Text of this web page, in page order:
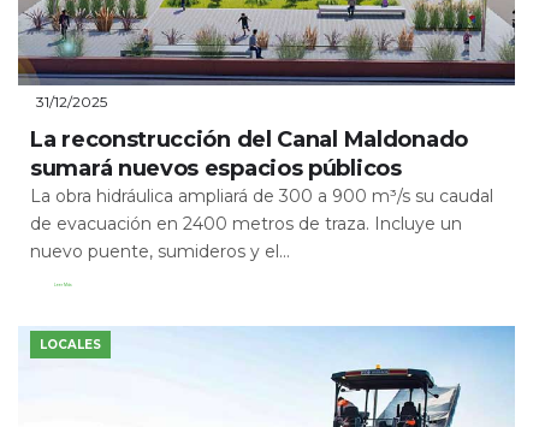
31/12/2025
La reconstrucción del Canal Maldonado
sumará nuevos espacios públicos
La obra hidráulica ampliará de 300 a 900 m³/s su caudal
de evacuación en 2400 metros de traza. Incluye un
nuevo puente, sumideros y el...
Leer Más
LOCALES